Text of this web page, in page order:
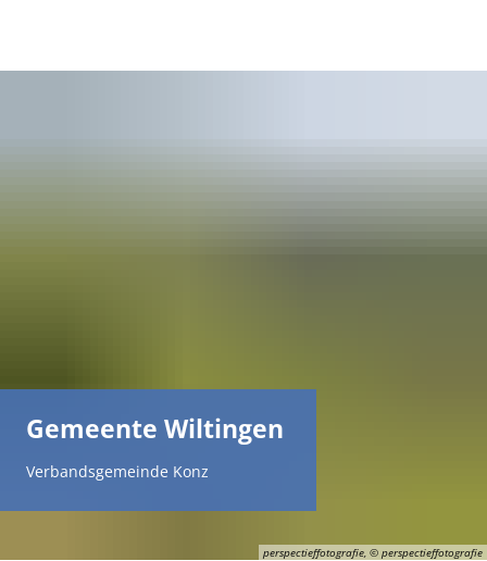
perspectieffotografie, © perspectieffotografie
Gemeente Wiltingen
Verbandsgemeinde Konz